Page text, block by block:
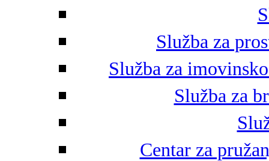
Služba za
Služba za
Služba za
Centar za